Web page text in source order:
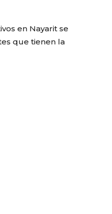
en Nayarit se
que tienen la